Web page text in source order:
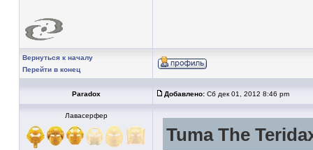
Вернуться к началу
Перейти в конец
Paradox Добавлено: Сб дек 01, 2012 8:46 pm
Лавасерфер
Tuma The